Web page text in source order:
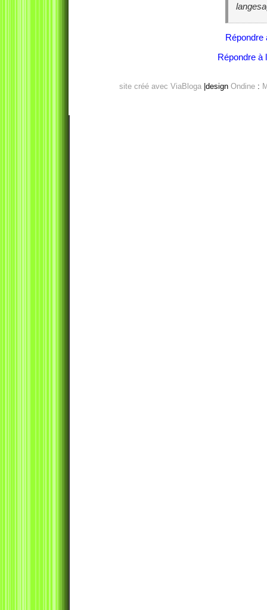
Répondre
Répondre à
site créé avec ViaBloga|design Ondine: